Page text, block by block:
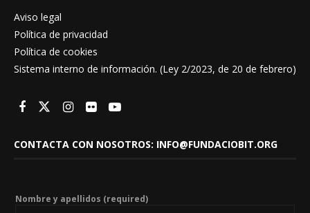
Aviso legal
Política de privacidad
Política de cookies
Sistema interno de información. (Ley 2/2023, de 20 de febrero)
CONTACTA CON NOSOTROS: INFO@FUNDACIOBIT.ORG
Nombre y apellidos (required)